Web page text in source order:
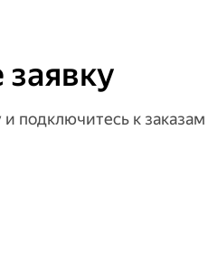
заявку
и подключитесь к заказам